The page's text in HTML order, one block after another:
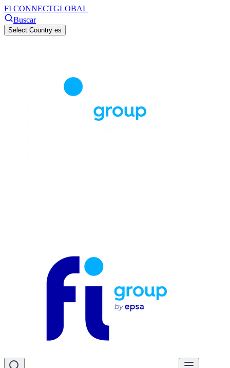
FI CONNECTGLOBAL
Buscar
Select Country es